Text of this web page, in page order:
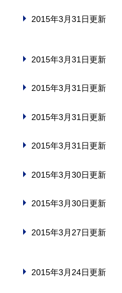
2015年3月31日更新
2015年3月31日更新
2015年3月31日更新
2015年3月31日更新
2015年3月31日更新
2015年3月30日更新
2015年3月30日更新
2015年3月27日更新
2015年3月24日更新